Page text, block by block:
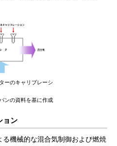
ーのキャリブレーシ
ンの資料を基に作成
ョン
機械的な混合気制御および燃焼